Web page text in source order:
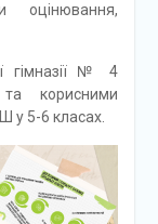
оцінювання,
гімназії № 4
корисними
у 5-6 класах.